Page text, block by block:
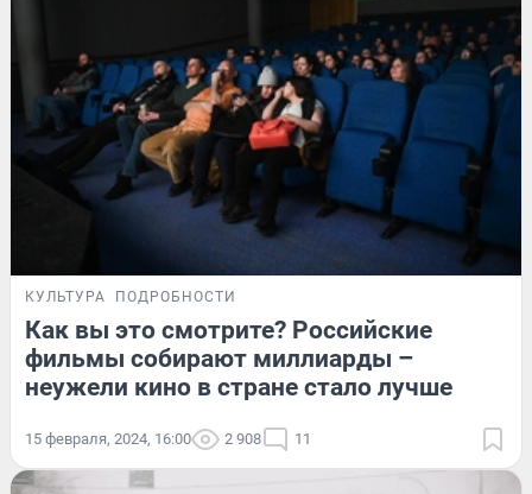
КУЛЬТУРА ПОДРОБНОСТИ
Как вы это смотрите? Российские
фильмы собирают миллиарды –
неужели кино в стране стало лучше
15 февраля, 2024, 16:00 2 908 11